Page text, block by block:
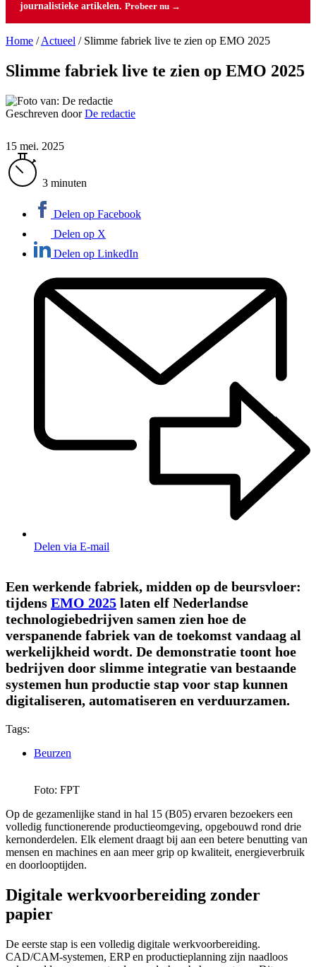
journalistieke artikelen. Probeer nu →
Home /Actueel / Slimme fabriek live te zien op EMO 2025
Slimme fabriek live te zien op EMO 2025
Geschreven doorDe redactie
15 mei. 2025
3 minuten
Delen op Facebook
Delen op X
Delen op LinkedIn
Delen via E-mail
Een werkende fabriek, midden op de beursvloer:
tijdens EMO 2025 laten elf Nederlandse
technologiebedrijven samen zien hoe de
verspanende fabriek van de toekomst vandaag al
werkelijkheid wordt. De demonstratie toont hoe
bedrijven door slimme integratie van bestaande
systemen hun productie stap voor stap kunnen
digitaliseren, automatiseren en verduurzamen.
Tags:
Beurzen
Foto: FPT
Op de gezamenlijke stand in hal 15 (B05) ervaren bezoekers een
volledig functionerende productieomgeving, opgebouwd rond drie
kernonderdelen. Elk element draagt bij aan een betere benutting van
mensen en machines en aan meer grip op kwaliteit, energieverbruik
en doorlooptijden.
Digitale werkvoorbereiding zonder
papier
De eerste stap is een volledig digitale werkvoorbereiding.
CAD/CAM-systemen, ERP en productieplanning zijn naadloos